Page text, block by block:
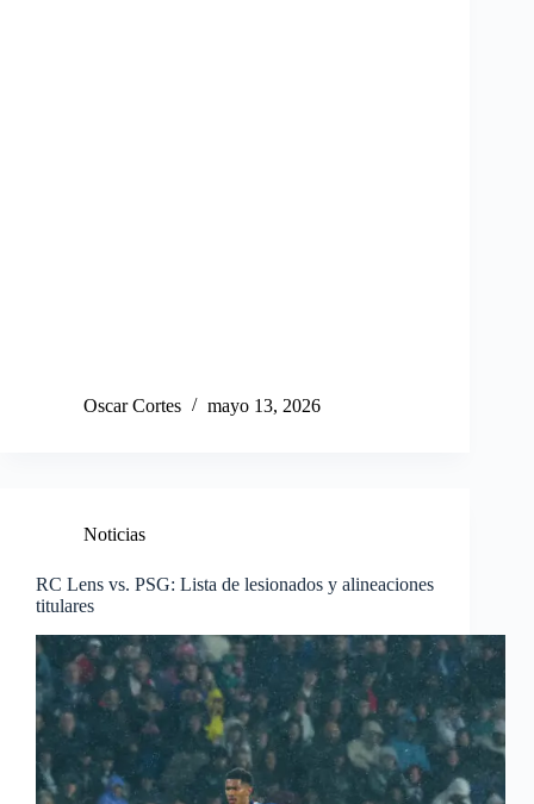
Oscar Cortes mayo 13, 2026
Noticias
RC Lens vs. PSG: Lista de lesionados y alineaciones
titulares